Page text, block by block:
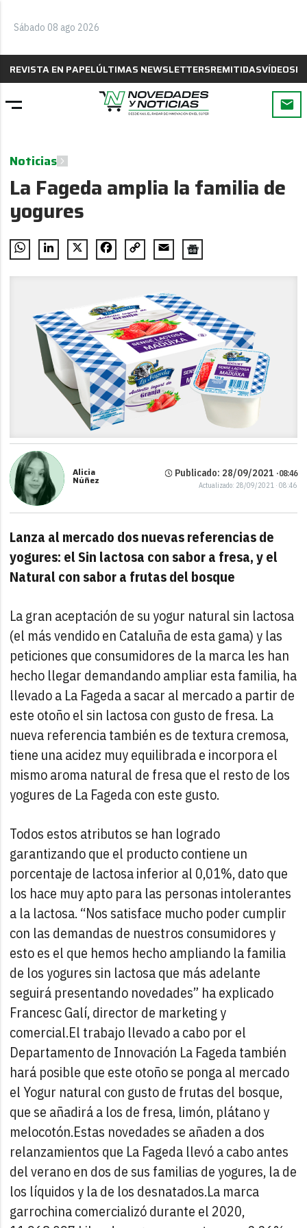
Sábado 08 ago 2026
REVISTA EN PAPELÚLTIMAS NEWSLETTERSREMITIDASVÍDEOS
Noticias
La Fageda amplia la familia de
yogures
WhatsAppLinkedIn
X FacebookCopy
Email
Alicia
Núñez
Publicado: 28/09/2021 ·08:46
Actualizado: 28/09/2021 · 08:46
Lanza al mercado dos nuevas referencias de
yogures: el Sin lactosa con sabor a fresa, y el
Natural con sabor a frutas del bosque
La gran aceptación de su yogur natural sin lactosa
(el más vendido en Cataluña de esta gama) y las
peticiones que consumidores de la marca les han
hecho llegar demandando ampliar esta familia, ha
llevado a La Fageda a sacar al mercado a partir de
este otoño el sin lactosa con gusto de fresa. La
nueva referencia también es de textura cremosa,
tiene una acidez muy equilibrada e incorpora el
mismo aroma natural de fresa que el resto de los
yogures de La Fageda con este gusto.
Todos estos atributos se han logrado
garantizando que el producto contiene un
porcentaje de lactosa inferior al 0,01%, dato que
los hace muy apto para las personas intolerantes
a la lactosa. “Nos satisface mucho poder cumplir
con las demandas de nuestros consumidores y
esto es el que hemos hecho ampliando la familia
de los yogures sin lactosa que más adelante
seguirá presentando novedades” ha explicado
Francesc Galí, director de marketing y
comercial.El trabajo llevado a cabo por el
Departamento de Innovación La Fageda también
hará posible que este otoño se ponga al mercado
el Yogur natural con gusto de frutas del bosque,
que se añadirá a los de fresa, limón, plátano y
melocotón.Estas novedades se añaden a dos
relanzamientos que La Fageda llevó a cabo antes
del verano en dos de sus familias de yogures, la de
los líquidos y la de los desnatados.La marca
garrochina comercializó durante el 2020,